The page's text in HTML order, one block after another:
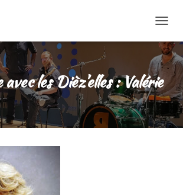
les Dièz’elles : Valérie